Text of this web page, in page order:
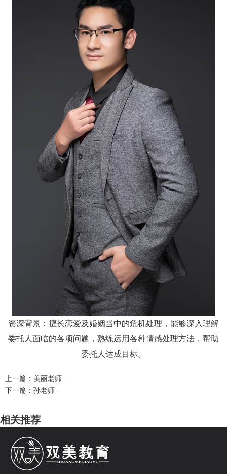
资深背景：擅长恋爱及婚姻当中的危机处理，能够深入理解
委托人面临的各项问题，熟练运用各种情感处理方法，帮助
委托人达成目标。
上一篇：美丽老师
下一篇：孙老师
相关推荐